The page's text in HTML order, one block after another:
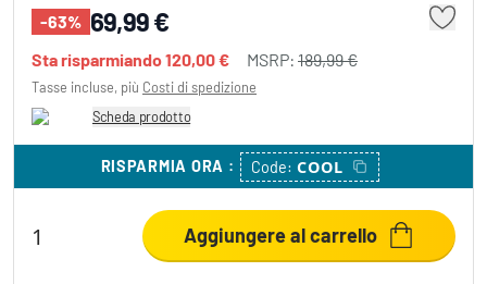
-63% 69,99 €
Sta risparmiando120,00 € MSRP: 189,99 €
Tasse incluse, più Costi di spedizione
Scheda prodotto
RISPARMIA ORA : Code: COOL
Aggiungere al carrello